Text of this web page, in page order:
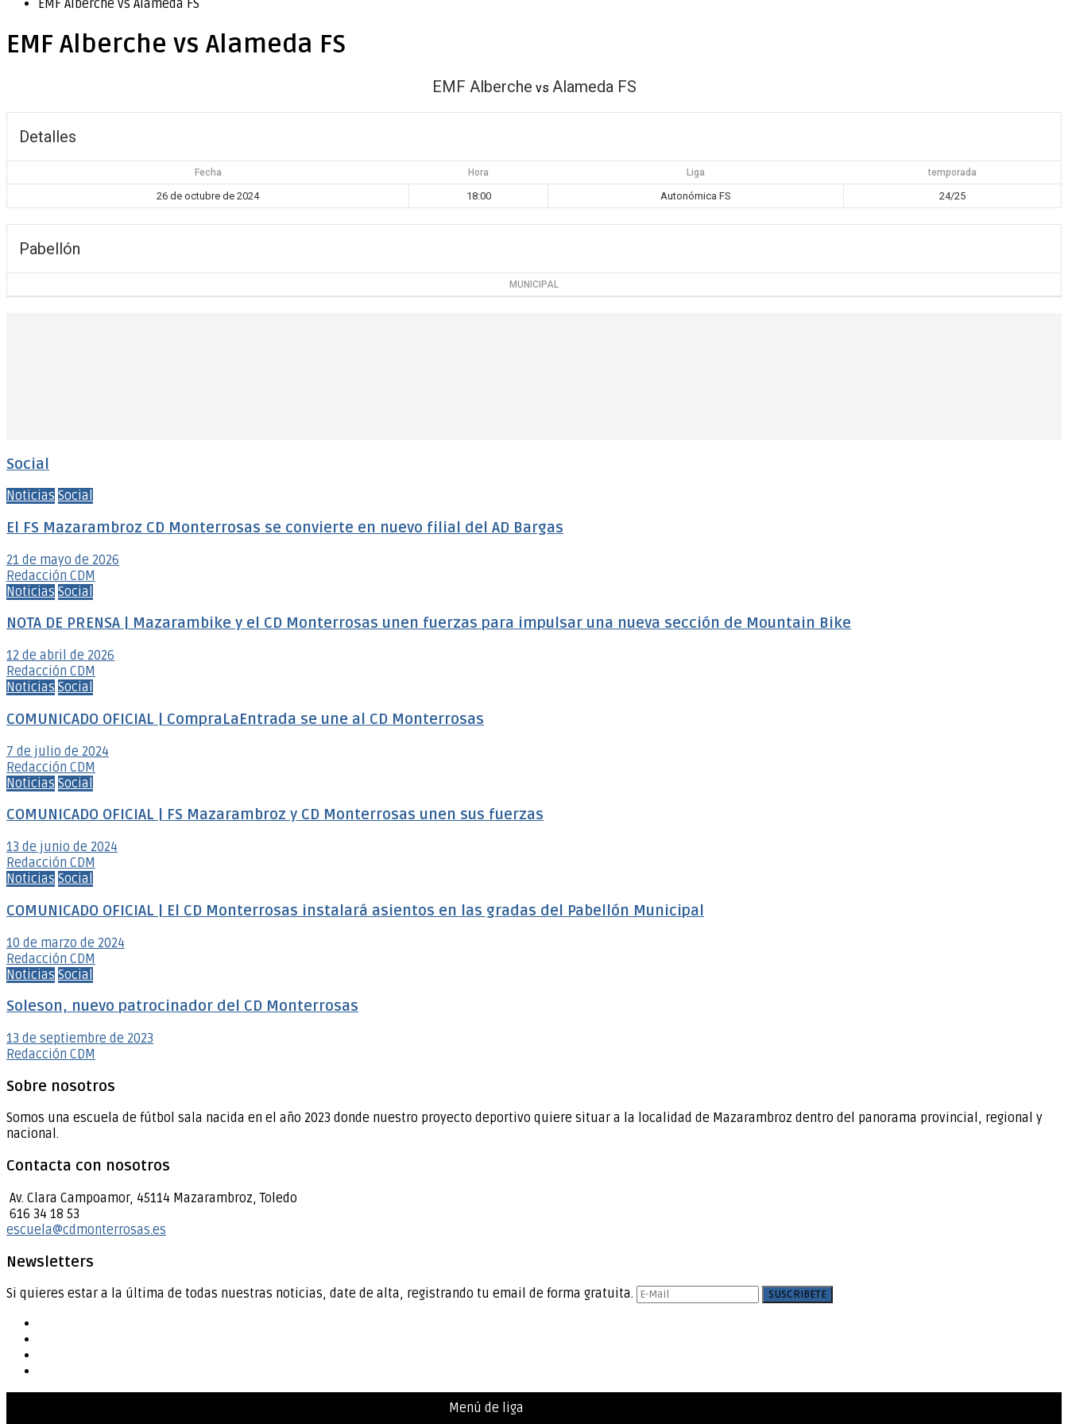
EMF Alberche vs Alameda FS
EMF Alberche vs Alameda FS
EMF Alberche vs Alameda FS
Detalles
Fecha Hora Liga temporada
26 de octubre de 2024 18:00 Autonómica FS 24/25
Pabellón
MUNICIPAL
Social
Noticias Social
El FS Mazarambroz CD Monterrosas se convierte en nuevo filial del AD Bargas
21 de mayo de 2026
Redacción CDM
Noticias Social
NOTA DE PRENSA | Mazarambike y el CD Monterrosas unen fuerzas para impulsar una nueva sección de Mountain Bike
12 de abril de 2026
Redacción CDM
Noticias Social
COMUNICADO OFICIAL | CompraLaEntrada se une al CD Monterrosas
7 de julio de 2024
Redacción CDM
Noticias Social
COMUNICADO OFICIAL | FS Mazarambroz y CD Monterrosas unen sus fuerzas
13 de junio de 2024
Redacción CDM
Noticias Social
COMUNICADO OFICIAL | El CD Monterrosas instalará asientos en las gradas del Pabellón Municipal
10 de marzo de 2024
Redacción CDM
Noticias Social
Soleson, nuevo patrocinador del CD Monterrosas
13 de septiembre de 2023
Redacción CDM
Sobre nosotros
Somos una escuela de fútbol sala nacida en el año 2023 donde nuestro proyecto deportivo quiere situar a la localidad de Mazarambroz dentro del panorama provincial, regional y
nacional.
Contacta con nosotros
Av. Clara Campoamor, 45114 Mazarambroz, Toledo
616 34 18 53
escuela@cdmonterrosas.es
Newsletters
Si quieres estar a la última de todas nuestras noticias, date de alta, registrando tu email de forma gratuita.
Menú de liga